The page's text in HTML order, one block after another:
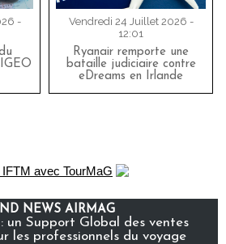
-
Vendredi 24 Juillet 2026 -
12:01
Ryanair remporte une
bataille judiciaire contre
eDreams en Irlande
NEWS AIRMAG
un Support Global des ventes
les professionnels du voyage